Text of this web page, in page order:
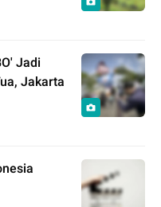
Jadi
Jakarta